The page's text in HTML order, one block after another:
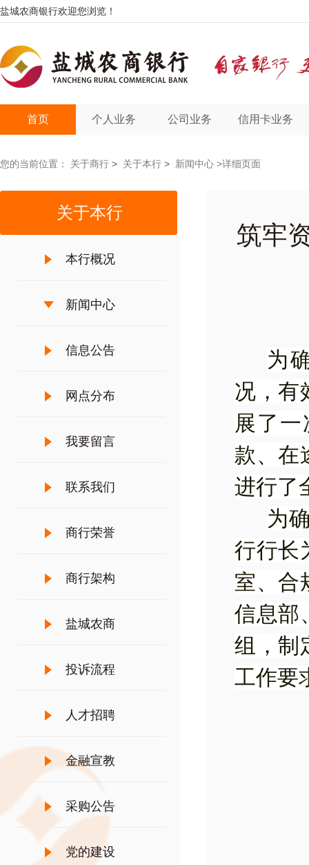
盐城农商银行欢迎您浏览！
首页 个人业务 公司业务 信用卡业务
关于本行
本行概况
新闻中心
信息公告
网点分布
我要留言
联系我们
商行荣誉
商行架构
盐城农商
投诉流程
人才招聘
金融宣教
采购公告
党的建设
您的当前位置： 关于商行 > 关于本行 > 新闻中心 >详细页面
筑牢
为
况，有
展了
款、在
进行了
为
行行长
室、合
信息部
组，制
工作要